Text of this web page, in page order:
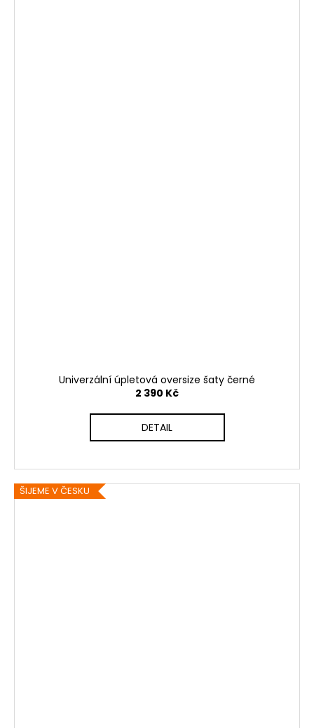
Univerzální úpletová oversize šaty černé
2 390 Kč
DETAIL
ŠIJEME V ČESKU